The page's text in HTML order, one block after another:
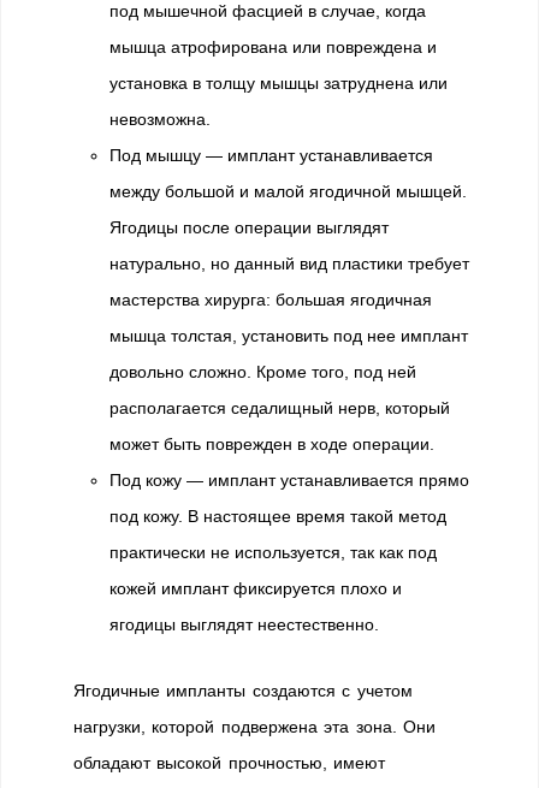
под мышечной фасцией в случае, когда
мышца атрофирована или повреждена и
установка в толщу мышцы затруднена или
невозможна.
Под мышцу — имплант устанавливается
между большой и малой ягодичной мышцей.
Ягодицы после операции выглядят
натурально, но данный вид пластики требует
мастерства хирурга: большая ягодичная
мышца толстая, установить под нее имплант
довольно сложно. Кроме того, под ней
располагается седалищный нерв, который
может быть поврежден в ходе операции.
Под кожу — имплант устанавливается прямо
под кожу. В настоящее время такой метод
практически не используется, так как под
кожей имплант фиксируется плохо и
ягодицы выглядят неестественно.
Ягодичные импланты создаются с учетом
нагрузки, которой подвержена эта зона. Они
обладают высокой прочностью, имеют